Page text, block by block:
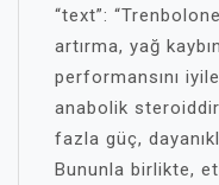
“text”:
artırma, yağ
performansını
anabolik
fazla güç,
Bununla birlikte,